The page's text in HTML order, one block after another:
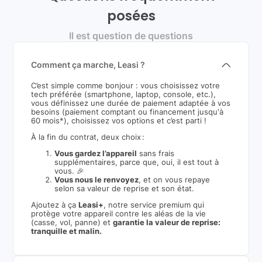
posées
Il est question de questions
Comment ça marche, Leasi ?
C’est simple comme bonjour : vous choisissez votre
tech préférée (smartphone, laptop, console, etc.),
vous définissez une durée de paiement adaptée à vos
besoins (paiement comptant ou financement jusqu'à
60 mois*), choisissez vos options et c’est parti !
À la fin du contrat, deux choix :
Vous gardez l’appareil sans frais
supplémentaires, parce que, oui, il est tout à
vous. 🎉
Vous nous le renvoyez, et on vous repaye
selon sa valeur de reprise et son état.
Ajoutez à ça Leasi+, notre service premium qui
protège votre appareil contre les aléas de la vie
(casse, vol, panne) etgarantie la valeur de reprise:
tranquille et malin.